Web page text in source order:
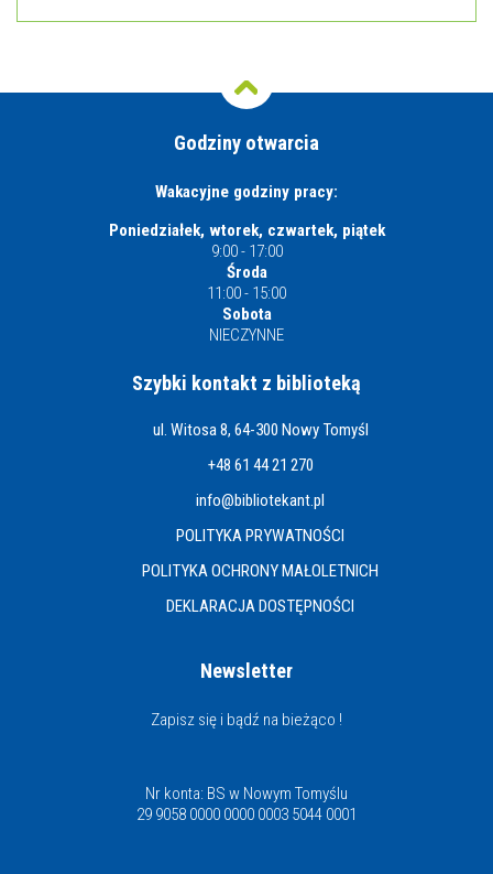
Godziny otwarcia
Wakacyjne godziny pracy:
Poniedziałek, wtorek, czwartek, piątek
9:00 - 17:00
Środa
11:00 - 15:00
Sobota
NIECZYNNE
Szybki kontakt z biblioteką
ul. Witosa 8, 64-300 Nowy Tomyśl
+48 61 44 21 270
info@bibliotekant.pl
POLITYKA PRYWATNOŚCI
POLITYKA OCHRONY MAŁOLETNICH
DEKLARACJA DOSTĘPNOŚCI
Newsletter
Zapisz się i bądź na bieżąco !
Nr konta: BS w Nowym Tomyślu
29 9058 0000 0000 0003 5044 0001